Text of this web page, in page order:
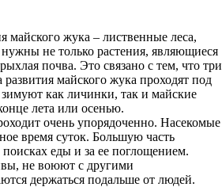
майского жука – лиственные леса,
не только растения, являющиеся
почва. Это связано с тем, что три
развития майского жука проходят под
как личинки, так и майские
лета или осенью.
очень упорядоченно. Насекомые
время суток. Большую часть
еды и за ее поглощением.
не воюют с другими
держаться подальше от людей.